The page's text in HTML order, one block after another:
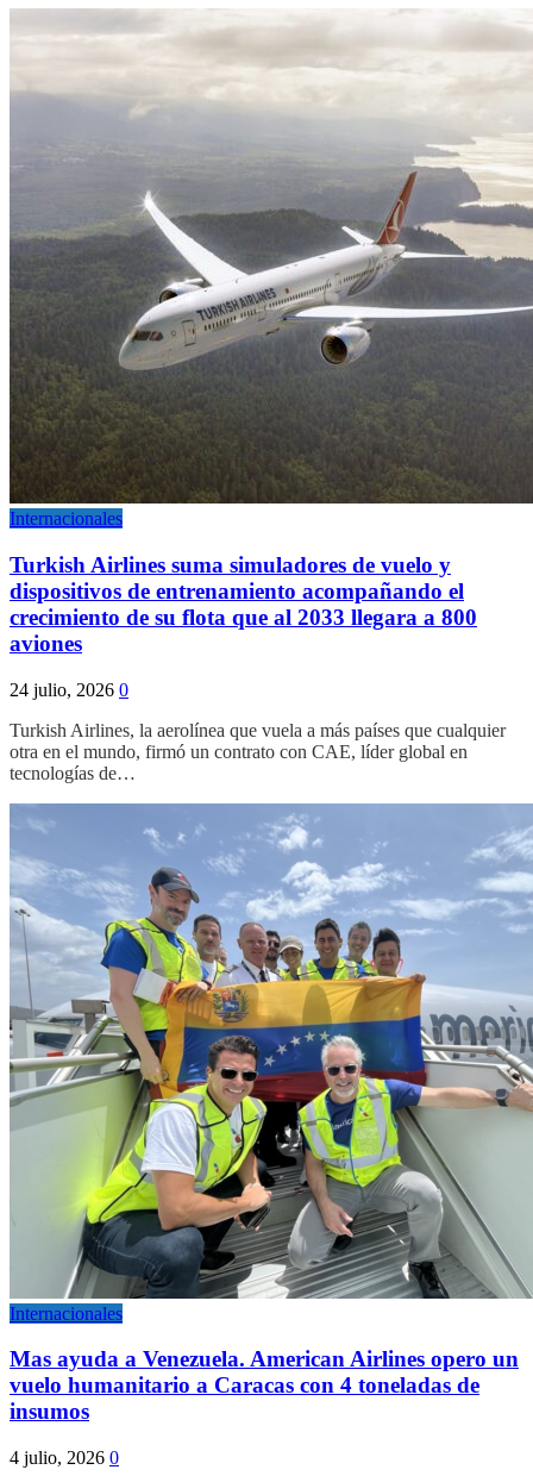
Internacionales
Turkish Airlines suma simuladores de vuelo y
dispositivos de entrenamiento acompañando el
crecimiento de su flota que al 2033 llegara a 800
aviones
24 julio, 2026 0
Turkish Airlines, la aerolínea que vuela a más países que cualquier
otra en el mundo, firmó un contrato con CAE, líder global en
tecnologías de…
Internacionales
Mas ayuda a Venezuela. American Airlines opero un
vuelo humanitario a Caracas con 4 toneladas de
insumos
4 julio, 2026 0